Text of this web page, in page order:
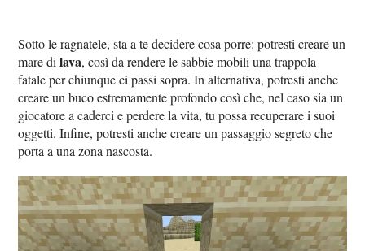
Sotto le ragnatele, sta a te decidere cosa porre: potresti creare un
mare dilava, così da rendere le sabbie mobili una trappola
fatale per chiunque ci passi sopra. In alternativa, potresti anche
creare un buco estremamente profondo così che, nel caso sia un
giocatore a caderci e perdere la vita, tu possa recuperare i suoi
oggetti. Infine, potresti anche creare un passaggio segreto che
porta a una zona nascosta.